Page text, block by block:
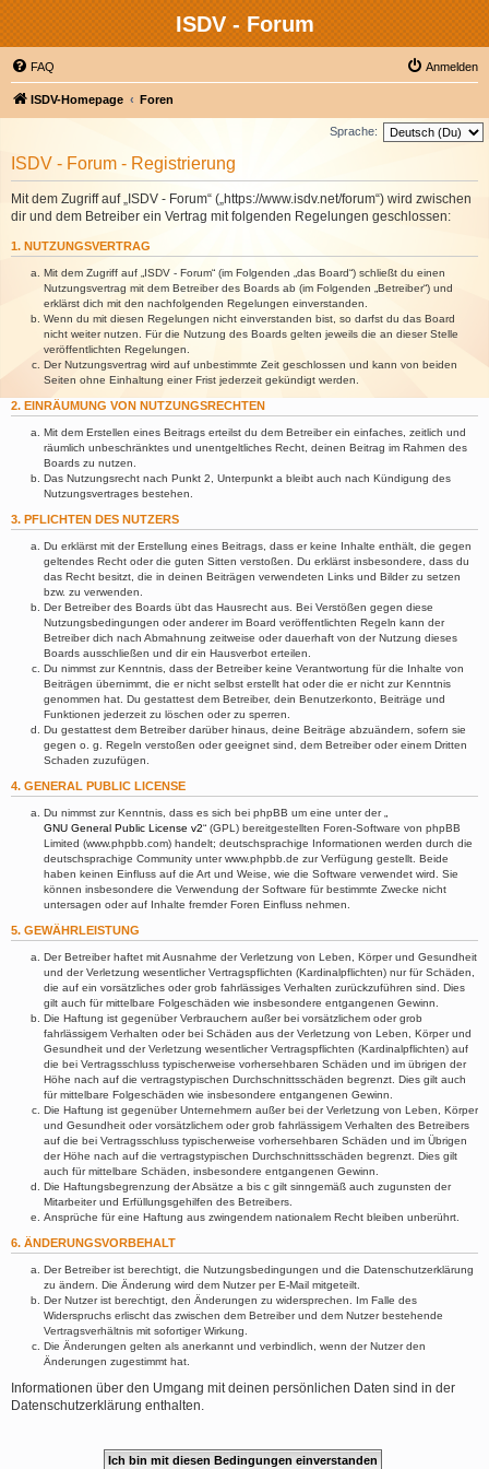
ISDV - Forum
FAQ Anmelden
ISDV-Homepage Foren
Sprache:
ISDV - Forum - Registrierung
Mit dem Zugriff auf „ISDV - Forum“ („https://www.isdv.net/forum“) wird zwischen
dir und dem Betreiber ein Vertrag mit folgenden Regelungen geschlossen:
1. NUTZUNGSVERTRAG
Mit dem Zugriff auf „ISDV - Forum“ (im Folgenden „das Board“) schließt du einen
Nutzungsvertrag mit dem Betreiber des Boards ab (im Folgenden „Betreiber“) und
erklärst dich mit den nachfolgenden Regelungen einverstanden.
Wenn du mit diesen Regelungen nicht einverstanden bist, so darfst du das Board
nicht weiter nutzen. Für die Nutzung des Boards gelten jeweils die an dieser Stelle
veröffentlichten Regelungen.
Der Nutzungsvertrag wird auf unbestimmte Zeit geschlossen und kann von beiden
Seiten ohne Einhaltung einer Frist jederzeit gekündigt werden.
2. EINRÄUMUNG VON NUTZUNGSRECHTEN
Mit dem Erstellen eines Beitrags erteilst du dem Betreiber ein einfaches, zeitlich und
räumlich unbeschränktes und unentgeltliches Recht, deinen Beitrag im Rahmen des
Boards zu nutzen.
Das Nutzungsrecht nach Punkt 2, Unterpunkt a bleibt auch nach Kündigung des
Nutzungsvertrages bestehen.
3. PFLICHTEN DES NUTZERS
Du erklärst mit der Erstellung eines Beitrags, dass er keine Inhalte enthält, die gegen
geltendes Recht oder die guten Sitten verstoßen. Du erklärst insbesondere, dass du
das Recht besitzt, die in deinen Beiträgen verwendeten Links und Bilder zu setzen
bzw. zu verwenden.
Der Betreiber des Boards übt das Hausrecht aus. Bei Verstößen gegen diese
Nutzungsbedingungen oder anderer im Board veröffentlichten Regeln kann der
Betreiber dich nach Abmahnung zeitweise oder dauerhaft von der Nutzung dieses
Boards ausschließen und dir ein Hausverbot erteilen.
Du nimmst zur Kenntnis, dass der Betreiber keine Verantwortung für die Inhalte von
Beiträgen übernimmt, die er nicht selbst erstellt hat oder die er nicht zur Kenntnis
genommen hat. Du gestattest dem Betreiber, dein Benutzerkonto, Beiträge und
Funktionen jederzeit zu löschen oder zu sperren.
Du gestattest dem Betreiber darüber hinaus, deine Beiträge abzuändern, sofern sie
gegen o. g. Regeln verstoßen oder geeignet sind, dem Betreiber oder einem Dritten
Schaden zuzufügen.
4. GENERAL PUBLIC LICENSE
Du nimmst zur Kenntnis, dass es sich bei phpBB um eine unter der „
GNU General Public License v2“ (GPL) bereitgestellten Foren-Software von phpBB
Limited (www.phpbb.com) handelt; deutschsprachige Informationen werden durch die
deutschsprachige Community unter www.phpbb.de zur Verfügung gestellt. Beide
haben keinen Einfluss auf die Art und Weise, wie die Software verwendet wird. Sie
können insbesondere die Verwendung der Software für bestimmte Zwecke nicht
untersagen oder auf Inhalte fremder Foren Einfluss nehmen.
5. GEWÄHRLEISTUNG
Der Betreiber haftet mit Ausnahme der Verletzung von Leben, Körper und Gesundheit
und der Verletzung wesentlicher Vertragspflichten (Kardinalpflichten) nur für Schäden,
die auf ein vorsätzliches oder grob fahrlässiges Verhalten zurückzuführen sind. Dies
gilt auch für mittelbare Folgeschäden wie insbesondere entgangenen Gewinn.
Die Haftung ist gegenüber Verbrauchern außer bei vorsätzlichem oder grob
fahrlässigem Verhalten oder bei Schäden aus der Verletzung von Leben, Körper und
Gesundheit und der Verletzung wesentlicher Vertragspflichten (Kardinalpflichten) auf
die bei Vertragsschluss typischerweise vorhersehbaren Schäden und im übrigen der
Höhe nach auf die vertragstypischen Durchschnittsschäden begrenzt. Dies gilt auch
für mittelbare Folgeschäden wie insbesondere entgangenen Gewinn.
Die Haftung ist gegenüber Unternehmern außer bei der Verletzung von Leben, Körper
und Gesundheit oder vorsätzlichem oder grob fahrlässigem Verhalten des Betreibers
auf die bei Vertragsschluss typischerweise vorhersehbaren Schäden und im Übrigen
der Höhe nach auf die vertragstypischen Durchschnittsschäden begrenzt. Dies gilt
auch für mittelbare Schäden, insbesondere entgangenen Gewinn.
Die Haftungsbegrenzung der Absätze a bis c gilt sinngemäß auch zugunsten der
Mitarbeiter und Erfüllungsgehilfen des Betreibers.
Ansprüche für eine Haftung aus zwingendem nationalem Recht bleiben unberührt.
6. ÄNDERUNGSVORBEHALT
Der Betreiber ist berechtigt, die Nutzungsbedingungen und die Datenschutzerklärung
zu ändern. Die Änderung wird dem Nutzer per E-Mail mitgeteilt.
Der Nutzer ist berechtigt, den Änderungen zu widersprechen. Im Falle des
Widerspruchs erlischt das zwischen dem Betreiber und dem Nutzer bestehende
Vertragsverhältnis mit sofortiger Wirkung.
Die Änderungen gelten als anerkannt und verbindlich, wenn der Nutzer den
Änderungen zugestimmt hat.
Informationen über den Umgang mit deinen persönlichen Daten sind in der
Datenschutzerklärung enthalten.